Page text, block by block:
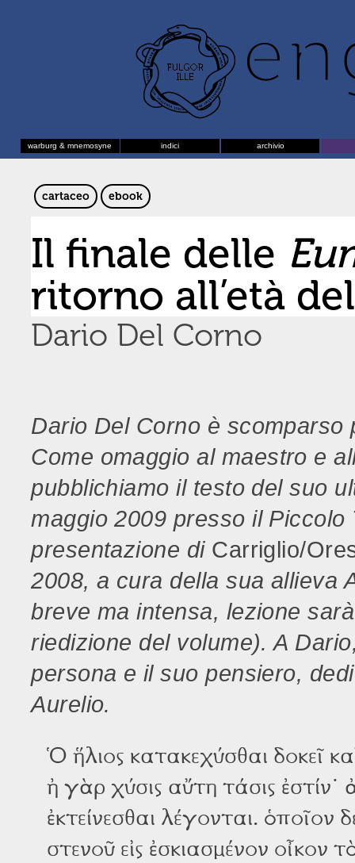
warburg & mnemosyne indici archivio
cartaceo ebook
Il finale delle
ritorno all’età
Dario Del Corno
Dario Del Corno è
Come omaggio al maestro e
pubblichiamo il testo del suo
maggio 2009 presso il
presentazione di Carriglio/
2008, a cura della sua allieva
breve ma intensa, lezione
riedizione del volume). A
persona e il suo pensiero,
Aurelio.
Ὁ ἥλιος κατακεχύσθαι δοκεῖ
ἠ γὰρ χύσις αὔτη τάσις
ἐκτείνεσθαι λέγονται. ὁποῖον
στενοῦ εἰς ἐσκιασμένον οἶκον